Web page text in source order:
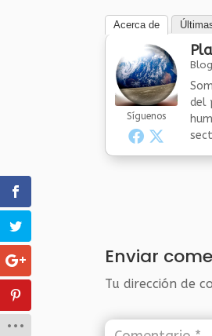
Acerca de
Síguenos
del
Enviar
Tu dirección de